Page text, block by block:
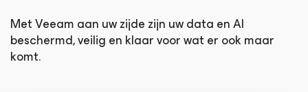
Met Veeam aan uw zijde zijn uw data en AI
beschermd, veilig en klaar voor wat er ook maar
komt.